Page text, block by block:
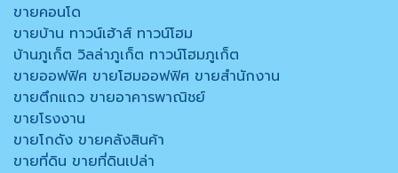
ขายคอนโด
ขายบ้าน ทาวน์เฮ้าส์ ทาวน์โฮม
บ้านภูเก็ต วิลล่าภูเก็ต ทาวน์โฮมภูเก็ต
ขายออฟฟิศ ขายโฮมออฟฟิศ ขายสำนักงาน
ขายตึกแถว ขายอาคารพาณิชย์
ขายโรงงาน
ขายโกดัง ขายคลังสินค้า
ขายที่ดิน ขายที่ดินเปล่า